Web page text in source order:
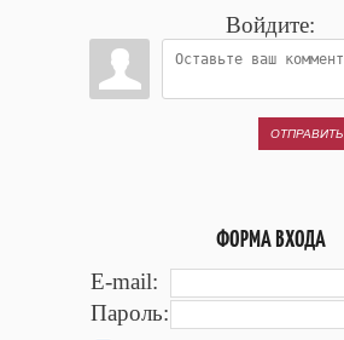
Войдите:
ОТПРАВИТЬ
ФОРМА ВХОДА
E-mail:
Пароль: